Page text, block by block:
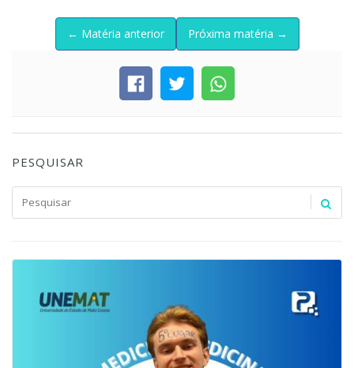
← Matéria anterior Próxima matéria →
PESQUISAR